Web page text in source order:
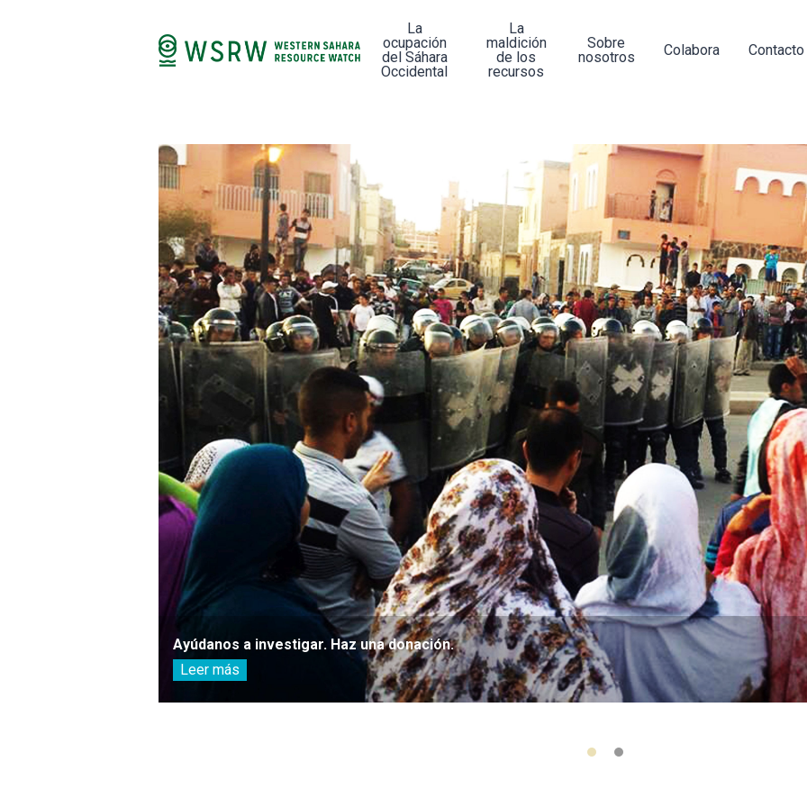
La
ocupación
del Sáhara
Occidental
La
maldición
de los
recursos
Sobre
nosotros
Colabora Contacto
Ayúdanos a investigar. Haz una donación.
Leer más